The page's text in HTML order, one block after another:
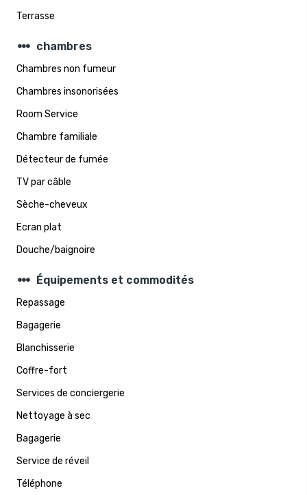
Terrasse
steppers chambres
Chambres non fumeur
Chambres insonorisées
Room Service
Chambre familiale
Détecteur de fumée
TV par câble
Sèche-cheveux
Ecran plat
Douche/baignoire
steppers Équipements et commodités
Repassage
Bagagerie
Blanchisserie
Coffre-fort
Services de conciergerie
Nettoyage à sec
Bagagerie
Service de réveil
Téléphone